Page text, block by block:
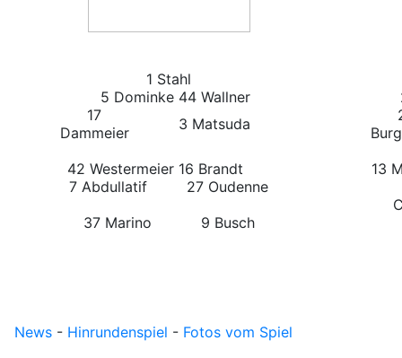
1 Stahl
5 Dominke 44 Wallner
17
Dammeier
3 Matsuda
42 Westermeier 16 Brandt
7 Abdullatif
27 Oudenne
37 Marino
9 Busch
13
News - Hinrundenspiel - Fotos vom Spiel